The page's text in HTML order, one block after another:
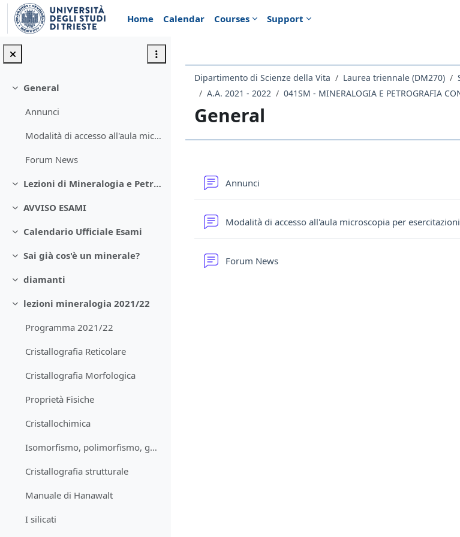
Skip to main content
Home
Calendar Courses Support
Collapse
General
Annunci
Modalità di accesso all'aula microscopia per esercitazioni
Forum News
Collapse Lezioni di Mineralogia e Petrografia con Laboratorio
Collapse
AVVISO ESAMI
Collapse
Calendario Ufficiale Esami
Collapse
Sai già cos'è un minerale?
Collapse
diamanti
Collapse
lezioni mineralogia 2021/22
Programma 2021/22
Cristallografia Reticolare
Cristallografia Morfologica
Proprietà Fisiche
Cristallochimica
Isomorfismo, polimorfismo, geminati
Cristallografia strutturale
Manuale di Hanawalt
I silicati
Dipartimento di Scienze della Vita Laurea triennale (DM270)
A.A. 2021 - 2022
General
Annunci
Modalità di accesso all'aula microscopia per esercitazioni
Forum News